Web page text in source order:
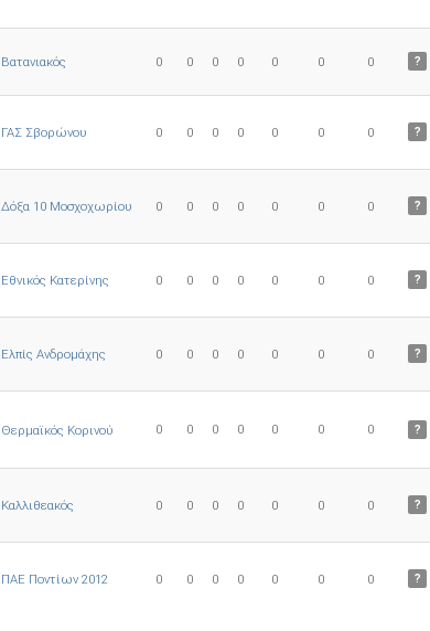
Βατανιακός 0 0 0 0 0 0 0 ?
ΓΑΣ Σβορώνου 0 0 0 0 0 0 0 ?
Δόξα 10 Μοσχοχωρίου 0 0 0 0 0 0 0 ?
Εθνικός Κατερίνης 0 0 0 0 0 0 0 ?
Ελπίς Ανδρομάχης 0 0 0 0 0 0 0 ?
Θερμαϊκός Κορινού 0 0 0 0 0 0 0 ?
Καλλιθεακός 0 0 0 0 0 0 0 ?
ΠΑΕ Ποντίων 2012 0 0 0 0 0 0 0 ?